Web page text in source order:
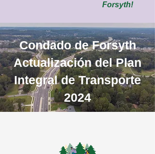
Forsyth!
Condado de Forsyth
Actualización del Plan
Integral de Transporte
2024